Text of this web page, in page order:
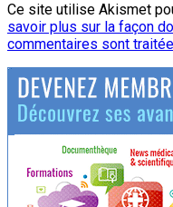
Ce site utilise Akismet
savoir plus sur la façon
commentaires sont